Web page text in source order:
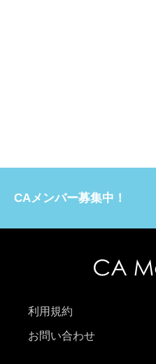
CAメンバー募集中！
利用規約
お問い合わせ